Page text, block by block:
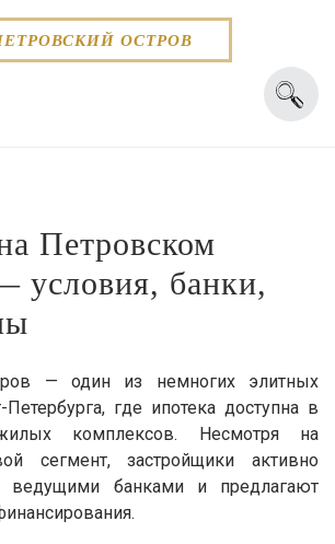
ОСТРОВ
Петровском
условия, банки,
— один из немногих элитных
Петербурга, где ипотека доступна в
комплексов. Несмотря на
сегмент, застройщики активно
ведущими банками и предлагают